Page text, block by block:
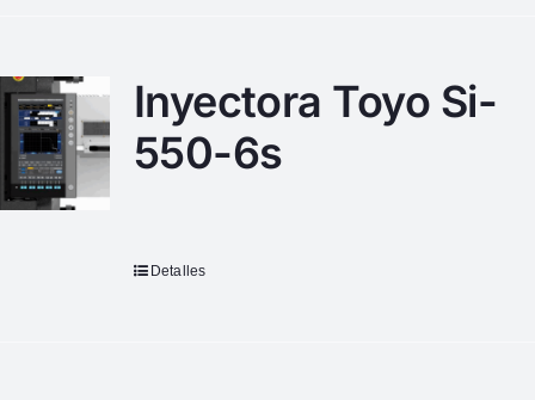
Inyectora Toyo Si-
550-6s
Detalles